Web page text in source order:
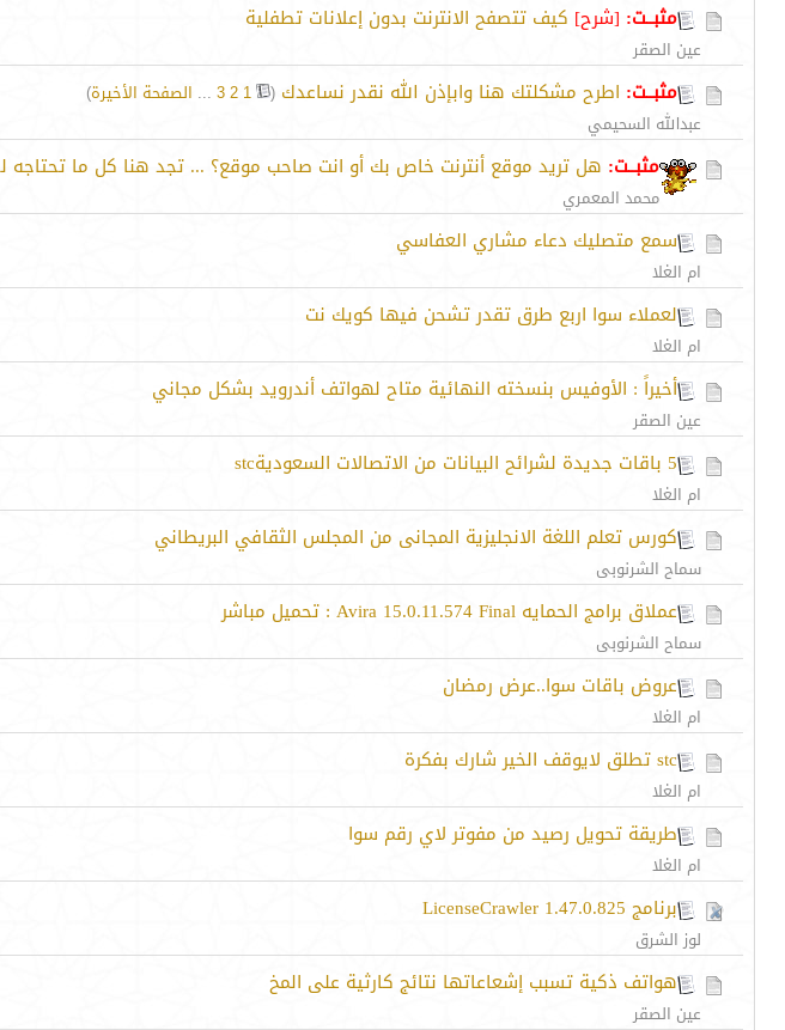
مثبــت: [شرح] كيف تتصفح الانترنت بدون إعلانات تطفلية
عين الصقر
مثبــت: اطرح مشكلتك هنا وابإذن الله نقدر نساعدك (
1
2
3
... الصفحة الأخيرة)
عبدالله السحيمي
مثبــت: هل تريد موقع أنترنت خاص بك أو انت صاحب موقع؟ ... تجد هنا كل ما تحتاجه
محمد المعمري
سمع متصليك دعاء مشاري العفاسي
ام الغلا
لعملاء سوا اربع طرق تقدر تشحن فيها كويك نت
ام الغلا
أخيراً : الأوفيس بنسخته النهائية متاح لهواتف أندرويد بشكل مجاني
عين الصقر
5 باقات جديدة لشرائح البيانات من الاتصالات السعوديةstc
ام الغلا
كورس تعلم اللغة الانجليزية المجانى من المجلس الثقافي البريطاني
سماح الشرنوبى
عملاق برامج الحمايه Avira 15.0.11.574 Final : تحميل مباشر
سماح الشرنوبى
عروض باقات سوا..عرض رمضان
ام الغلا
stc تطلق لايوقف الخير شارك بفكرة
ام الغلا
طريقة تحويل رصيد من مفوتر لاي رقم سوا
ام الغلا
برنامج LicenseCrawler 1.47.0.825
لوز الشرق
هواتف ذكية تسبب إشعاعاتها نتائج كارثية على المخ
عين الصقر